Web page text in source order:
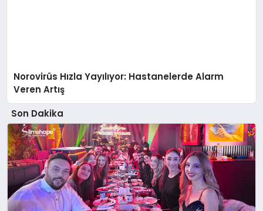
Norovirüs Hızla Yayılıyor: Hastanelerde Alarm
Veren Artış
Son Dakika